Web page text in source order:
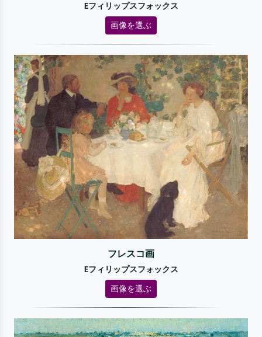
Eフィリップスフォックス
画像を選ぶ
フレスコ画
Eフィリップスフォックス
画像を選ぶ